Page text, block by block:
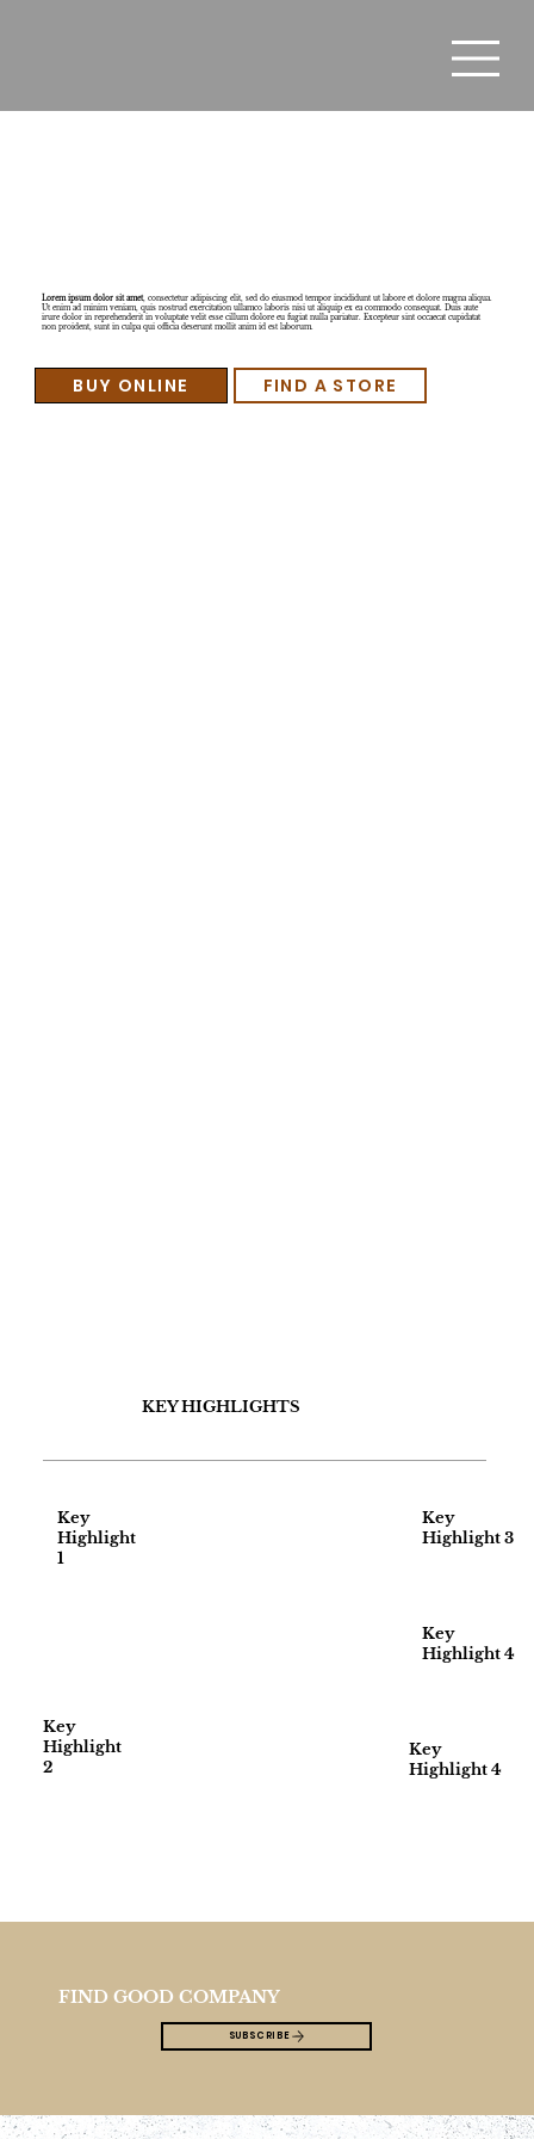
Lorem ipsum dolor sit amet, consectetur adipiscing elit, sed do eiusmod tempor incididunt ut labore et dolore magna aliqua.
Ut enim ad minim veniam, quis nostrud exercitation ullamco laboris nisi ut aliquip ex ea commodo consequat. Duis aute
irure dolor in reprehenderit in voluptate velit esse cillum dolore eu fugiat nulla pariatur. Excepteur sint occaecat cupidatat
non proident, sunt in culpa qui officia deserunt mollit anim id est laborum.
BUY ONLINE FIND A STORE
KEY HIGHLIGHTS
Key
Highlight 3
Key
Highlight 4
Key
Highlight
2
Key
Highlight 4
Key
Highlight
1
FIND GOOD COMPANY
SUBSCRIBE